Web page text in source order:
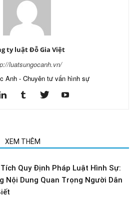
ty luật Đỗ Gia Việt
luatsungocanh.vn/
Anh - Chuyên tư vấn hình sự
XEM THÊM
Quy Định Pháp Luật Hình Sự:
Nội Dung Quan Trọng Người Dân